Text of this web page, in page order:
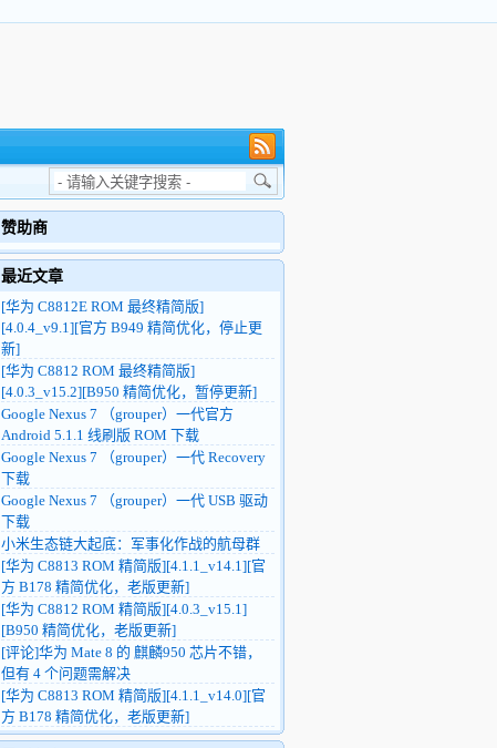
赞助商
最近文章
[华为 C8812E ROM 最终精简版]
[4.0.4_v9.1][官方 B949 精简优化，停止更
新]
[华为 C8812 ROM 最终精简版]
[4.0.3_v15.2][B950 精简优化，暂停更新]
Google Nexus 7 （grouper）一代官方
Android 5.1.1 线刷版 ROM 下载
Google Nexus 7 （grouper）一代 Recovery
下载
Google Nexus 7 （grouper）一代 USB 驱动
下载
小米生态链大起底：军事化作战的航母群
[华为 C8813 ROM 精简版][4.1.1_v14.1][官
方 B178 精简优化，老版更新]
[华为 C8812 ROM 精简版][4.0.3_v15.1]
[B950 精简优化，老版更新]
[评论]华为 Mate 8 的 麒麟950 芯片不错，
但有 4 个问题需解决
[华为 C8813 ROM 精简版][4.1.1_v14.0][官
方 B178 精简优化，老版更新]